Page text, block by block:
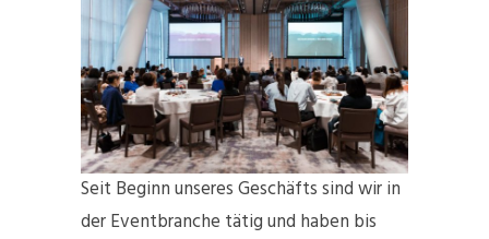
Seit Beginn unseres Geschäfts sind wir in
der Eventbranche tätig und haben bis